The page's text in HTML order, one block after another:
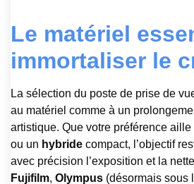
Le matériel
immortaliser le
La sélection du poste de prise de
au matériel comme à un
artistique. Que votre préférence aille
ou un hybride compact, l’objectif
avec précision l’exposition et la
Fujifilm, Olympus (désormais sous